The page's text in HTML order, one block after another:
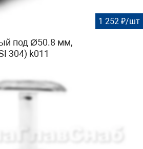
1 252 ₽/шт
под Ø50.8 мм,
304) k011